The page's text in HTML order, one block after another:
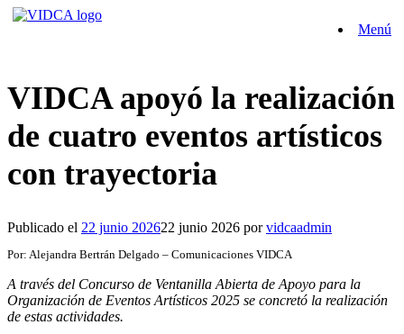
Saltar
Menú
VIDCA apoyó la realización
de cuatro eventos artísticos
con trayectoria
Publicado el 22 junio 202622 junio 2026 porvidcaadmin
Por: Alejandra Bertrán Delgado – Comunicaciones VIDCA
A través del Concurso de Ventanilla Abierta de Apoyo para la
Organización de Eventos Artísticos 2025 se concretó la realización
de estas actividades.